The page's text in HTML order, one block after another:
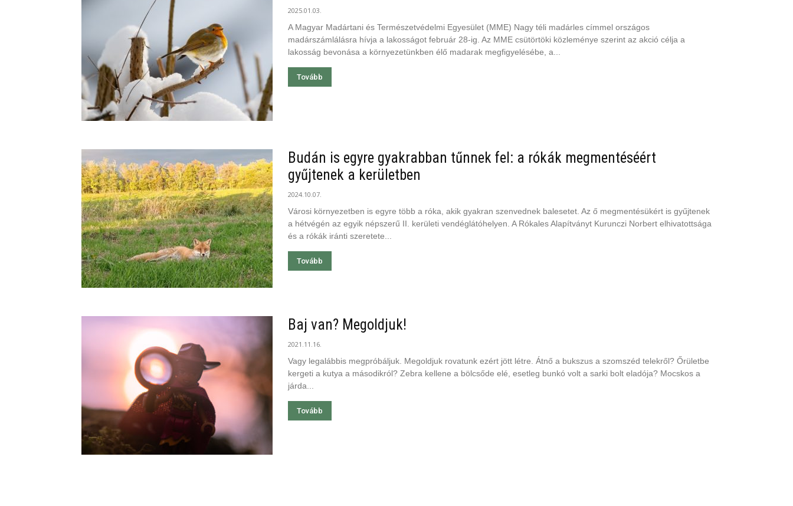
2025.01.03.
A Magyar Madártani és Természetvédelmi Egyesület (MME) Nagy téli madárles címmel országos
madárszámlálásra hívja a lakosságot február 28-ig. Az MME csütörtöki közleménye szerint az akció célja a
lakosság bevonása a környezetünkben élő madarak megfigyelésébe, a...
Tovább
Budán is egyre gyakrabban tűnnek fel: a rókák megmentéséért
gyűjtenek a kerületben
2024.10.07.
Városi környezetben is egyre több a róka, akik gyakran szenvednek balesetet. Az ő megmentésükért is gyűjtenek
a hétvégén az egyik népszerű II. kerületi vendéglátóhelyen. A Rókales Alapítványt Kurunczi Norbert elhivatottsága
és a rókák iránti szeretete...
Tovább
Baj van? Megoldjuk!
2021.11.16.
Vagy legalábbis megpróbáljuk. Megoldjuk rovatunk ezért jött létre. Átnő a bukszus a szomszéd telekről? Őrületbe
kergeti a kutya a másodikról? Zebra kellene a bölcsőde elé, esetleg bunkó volt a sarki bolt eladója? Mocskos a
járda...
Tovább